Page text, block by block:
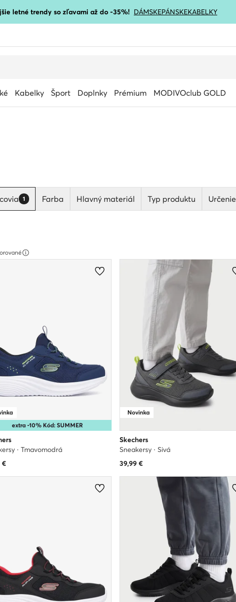
letné trendy so zľavami až do -35%! DÁMSKEPÁNSKEKABELKY
Kabelky Šport Doplnky Prémium MODIVOclub GOLD
1 Farba Hlavný materiál Typ produktu Určenie
extra -10% Kód: SUMMER
· Tmavomodrá
€
Novinka
Skechers
Sneakersy · Sivá
39,99 €